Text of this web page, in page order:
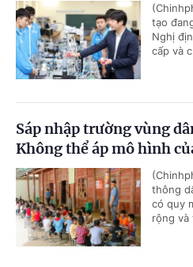
tạo
Nghị
cấp và
Sáp nhập trường vùng
Không thể áp mô hình
thông
có quy
rộng và